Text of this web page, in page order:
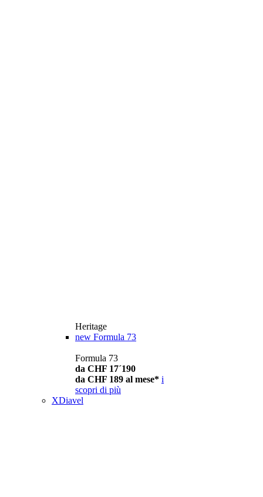
Heritage
new Formula 73
Formula 73
da CHF 17´190
da CHF 189 al mese* i
scopri di più
XDiavel